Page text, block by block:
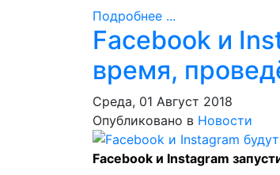
Подробнее ...
Facebook и
время,
Среда, 01 Август 2018
Опубликовано в Новости
Facebook и Instagram